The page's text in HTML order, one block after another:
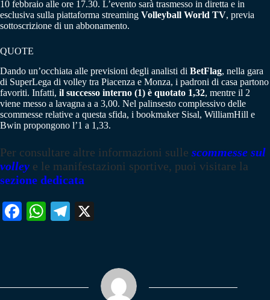
10 febbraio alle ore 17.30. L’evento sarà trasmesso in diretta e in
esclusiva sulla piattaforma streaming Volleyball World TV, previa
sottoscrizione di un abbonamento.
QUOTE
Dando un’occhiata alle previsioni degli analisti di BetFlag, nella gara
di SuperLega di volley tra Piacenza e Monza, i padroni di casa partono
favoriti. Infatti, il successo interno (1) è quotato 1,32, mentre il 2
viene messo a lavagna a a 3,00. Nel palinsesto complessivo delle
scommesse relative a questa sfida, i bookmaker Sisal, WilliamHill e
Bwin propongono l’1 a 1,33.
Per consultare altre informazioni sulle scommesse sul
volley e le manifestazioni sportive, puoi visitare la
sezione dedicata
Fa W
pp
Te
m